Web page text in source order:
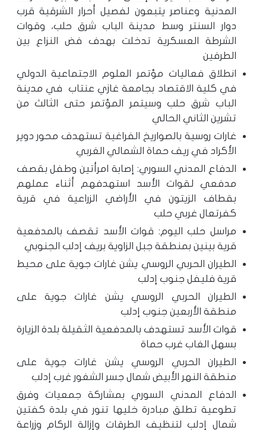
المدنية وعناصر يتبعون لفصيل أحرار الشرقية قرب
دوار السنتر وسط مدينة الباب شرق حلب، وقوات
الشرطة العسكرية تدخلت بهدف فض النزاع بين
الطرفين
انطلاق فعاليات مؤتمر العلوم الاجتماعية الدولي
في كلية الاقتصاد بجامعة غازي عنتاب في مدينة
الباب شرق حلب وسيتمر المؤتمر حتى الثالث من
تشرين الثاني الحالي
غارات روسية بالصواريخ الفراغية تستهدف محور دوير
الأكراد في ريف حماة الشمالي الغربي
الدفاع المدني السوري: إصابة امرأتين وطفل بقصف
مدفعي لقوات الأسد استهدفهم أثناء عملهم
بقطاف الزيتون في الأراضي الزراعية في قرية
كفرتعال غربي حلب
مراسل حلب اليوم: قوات الأسد تقصف بالمدفعية
قرية بينين بمنطقة جبل الزاوية بريف إدلب الجنوبي
الطيران الحربي الروسي يشن غارات جوية على محيط
قرية فليفل جنوب إدلب
الطيران الحربي الروسي يشن غارات جوية على
منطقة الأربعين جنوب إدلب
قوات الأسد تستهدف بالمدفعية الثقيلة بلدة الزيارة
بسهل الغاب غرب حماة
الطيران الحربي الروسي يشن غارات جوية على
منطقة النهر الأبيض شمال جسر الشغور غرب إدلب
الدفاع المدني السوري بمشاركة جمعيات وفرق
تطوعية تطلق مبادرة خليها تنور في بلدة كفتين
شمال إدلب لتنظيف الطرقات وإزالة الركام وزراعة